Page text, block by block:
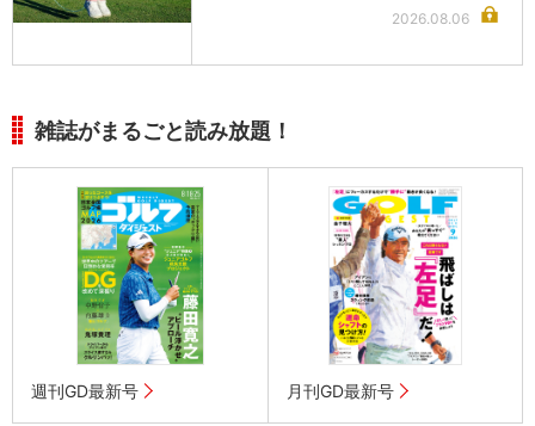
2026.08.06
雑誌がまるごと読み放題！
週刊GD最新号 月刊GD最新号